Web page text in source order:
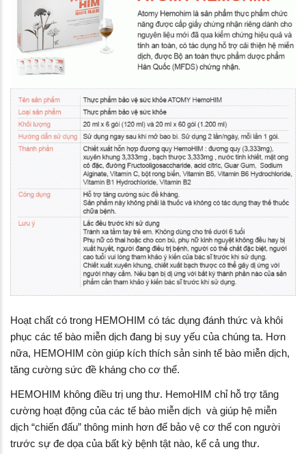
Hoạt chất có trong HEMOHIM có tác dụng đánh thức và khôi
phục các tế bào miễn dịch đang bị suy yếu của chúng ta. Hơn
nữa, HEMOHIM còn giúp kích thích sản sinh tế bào miễn dịch,
tăng cường sức đề kháng cho cơ thể.
HEMOHIM không điều trị ung thư. HemoHIM chỉ hỗ trợ tăng
cường hoạt động của các tế bào miễn dịch và giúp hệ miễn
dịch “chiến đấu” thông minh hơn để bảo vệ cơ thể con người
trước sự đe dọa của bất kỳ bệnh tật nào, kể cả ung thư.